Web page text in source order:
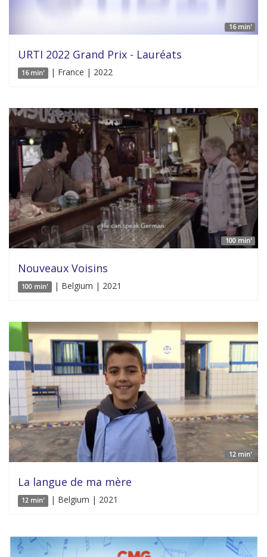
16 min'
URTI 2022 Grand Prix - Lauréats
16 min' | France | 2022
100 min'
Nouveaux Voisins
100 min' | Belgium | 2021
12 min'
La langue de ma mère
12 min' | Belgium | 2021